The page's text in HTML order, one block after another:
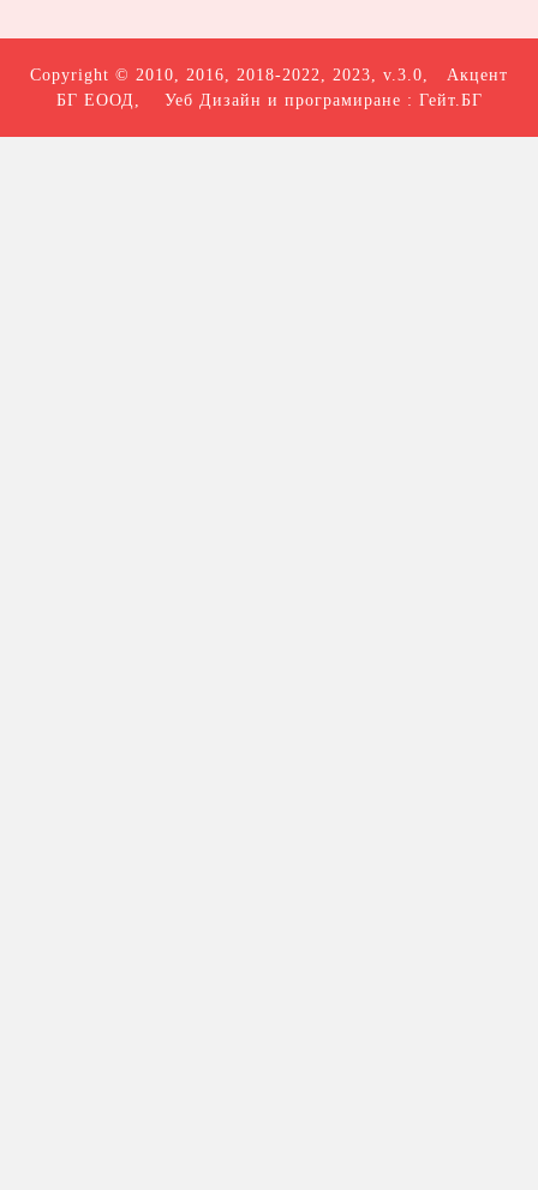
Copyright © 2010, 2016, 2018-2022, 2023, v.3.0, Акцент
БГ ЕООД , Уеб Дизайн и програмиране : Гейт.БГ